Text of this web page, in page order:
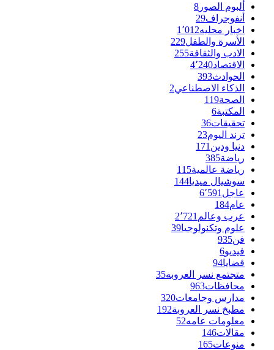
ألبوم الصور 8
أنفوجراف29
اخبار محليه1٬012
الأسرة والطفل229
الادب والثقافة255
الاقتصاد4٬240
الحوادث393
الذكاء الاصطناعي2
الصحة119
المكتبة6
تحقيقات36
ترند اليوم23
دنيا ودين 171
رياضة385
رياضة عالمية115
سوشيال ميديا144
عاجل 6٬591
عام184
عرب وعالم 2٬721
علوم وتكنولوجيا39
فن935
فيديو6
قضايا94
متجتمع نسر العروبه35
محافظات963
مدارس وجامعات320
مطبخ نسر العروبة192
معلومات عامه52
مقالات146
منوعات165